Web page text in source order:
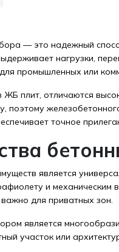
— это надежный
нагрузки,
промышленных или
плит, отличаются
поэтому
точное
является
и
для приватных зон.
является
участок или